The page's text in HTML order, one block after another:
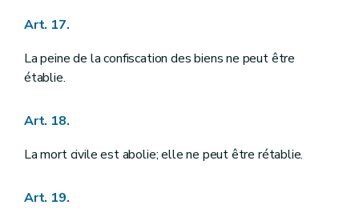
Art. 171
Art. 173
Art. 174
Art. 175
Art. 177
Art. 178
Art. 180
Art. 182
Art. 17.
La peine de la confiscation des biens ne peut être
établie.
Art. 18.
La mort civile est abolie; elle ne peut être rétablie.
Art. 19.